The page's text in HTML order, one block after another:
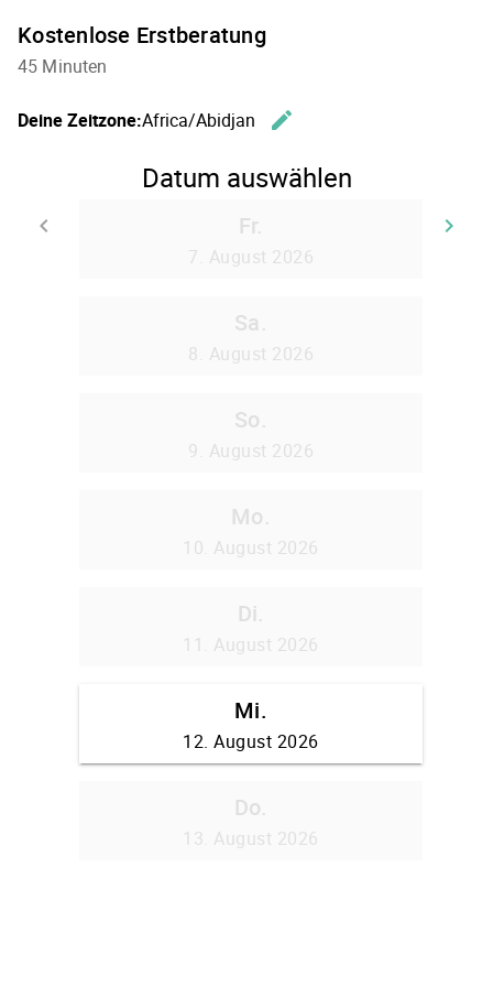
Kostenlose Erstberatung
45 Minuten
Deine Zeitzone:Africa/Abidjan
edit
Datum auswählen
keyboard_arrow_left
keyboard_arrow_right
Fr.
7. August 2026
Sa.
8. August 2026
So.
9. August 2026
Mo.
10. August 2026
Di.
11. August 2026
Mi.
12. August 2026
Do.
13. August 2026